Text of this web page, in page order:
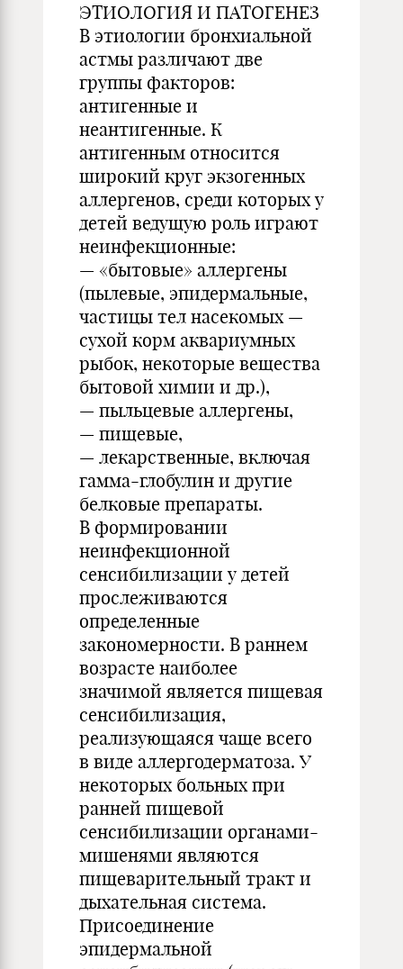
ЭТИОЛОГИЯ И ПАТОГЕНЕЗ
В этиологии бронхиальной
астмы различают две
группы факторов:
антигенные и
неантигенные. К
антигенным относится
широкий круг экзогенных
аллергенов, среди которых у
детей ведущую роль играют
неинфекционные:
— «бытовые» аллергены
(пылевые, эпидермальные,
частицы тел насекомых —
сухой корм аквариумных
рыбок, некоторые вещества
бытовой химии и др.),
— пыльцевые аллергены,
— пищевые,
— лекарственные, включая
гамма-глобулин и другие
белковые препараты.
В формировании
неинфекционной
сенсибилизации у детей
прослеживаются
определенные
закономерности. В раннем
возрасте наиболее
значимой является пищевая
сенсибилизация,
реализующаяся чаще всего
в виде аллергодерматоза. У
некоторых больных при
ранней пищевой
сенсибилизации органами-
мишенями являются
пищеварительный тракт и
дыхательная система.
Присоединение
эпидермальной